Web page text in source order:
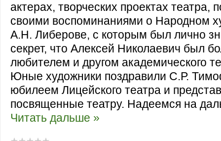
актерах, творческих проектах театра,
своими воспоминаниями о Народном
А.Н. Либерове, с которым был лично
секрет, что​ Алексей Николаевич был
любителем и другом академического
Юные художники поздравили С.Р.
юбилеем Лицейского театра и
посвященные театру. Надеемся на
Читать дальше »